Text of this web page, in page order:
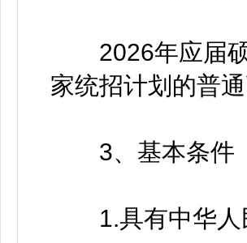
2026年应届硕
家统招计划的普
3、基本条件
1.具有中华人